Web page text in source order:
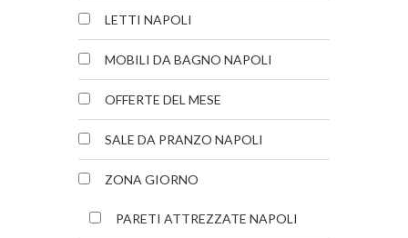
LETTI NAPOLI
MOBILI DA BAGNO NAPOLI
OFFERTE DEL MESE
SALE DA PRANZO NAPOLI
ZONA GIORNO
PARETI ATTREZZATE NAPOLI